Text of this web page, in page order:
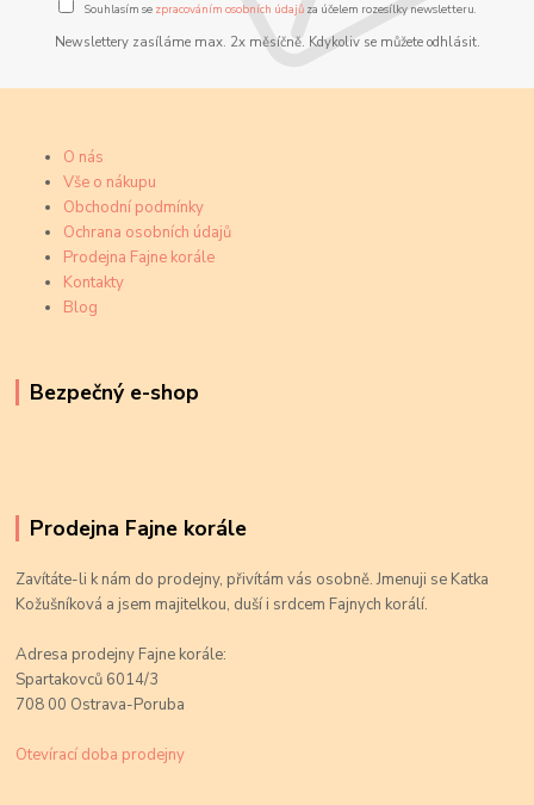
Souhlasím se zpracováním osobních údajůza účelem rozesílky newsletteru.
Newslettery zasíláme max. 2x měsíčně. Kdykoliv se můžete odhlásit.
O nás
Vše o nákupu
Obchodní podmínky
Ochrana osobních údajů
Prodejna Fajne korále
Kontakty
Blog
Bezpečný e-shop
Prodejna Fajne korále
Zavítáte-li k nám do prodejny, přivítám vás osobně. Jmenuji se Katka
Kožušníková a jsem majitelkou, duší i srdcem Fajnych korálí.
Adresa prodejny Fajne korále:
Spartakovců 6014/3
708 00 Ostrava-Poruba
Otevírací doba prodejny